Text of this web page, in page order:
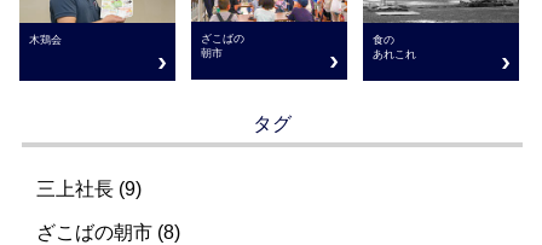
木鶏会
ざこばの
朝市
食の
あれこれ
タグ
三上社長 (9)
ざこばの朝市 (8)